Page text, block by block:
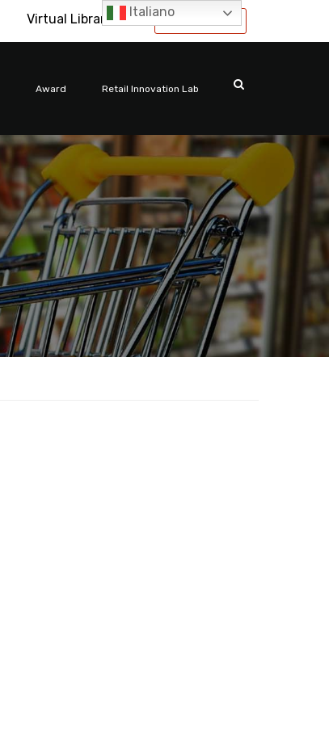
International
Virtual Library
Award Retail Innovation Lab
Italiano